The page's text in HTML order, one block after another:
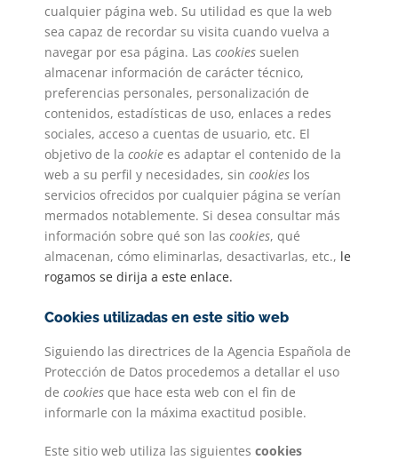
cualquier página web. Su utilidad es que la web
sea capaz de recordar su visita cuando vuelva a
navegar por esa página. Las cookies suelen
almacenar información de carácter técnico,
preferencias personales, personalización de
contenidos, estadísticas de uso, enlaces a redes
sociales, acceso a cuentas de usuario, etc. El
objetivo de la cookie es adaptar el contenido de la
web a su perfil y necesidades, sin cookies los
servicios ofrecidos por cualquier página se verían
mermados notablemente. Si desea consultar más
información sobre qué son las cookies, qué
almacenan, cómo eliminarlas, desactivarlas, etc., le
rogamos se dirija a este enlace.
Cookies utilizadas en este sitio web
Siguiendo las directrices de la Agencia Española de
Protección de Datos procedemos a detallar el uso
de cookies que hace esta web con el fin de
informarle con la máxima exactitud posible.
Este sitio web utiliza las siguientes cookies